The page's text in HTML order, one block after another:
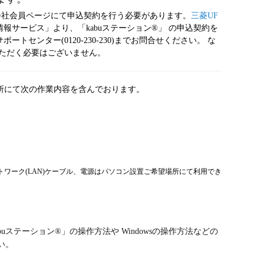
会員ページにて申込契約を行う必要があります。 三菱UF
サービス」より、「kabuステーション®」 の申込契約を
ートセンター(0120-230-230)までお問合せください。 な
く必要はございません。
て次の作業内容を含んでおります。
ーク(LAN)ケーブル、電源はパソコン設置ご希望場所にて利用でき
テーション®」の操作方法や Windowsの操作方法などの